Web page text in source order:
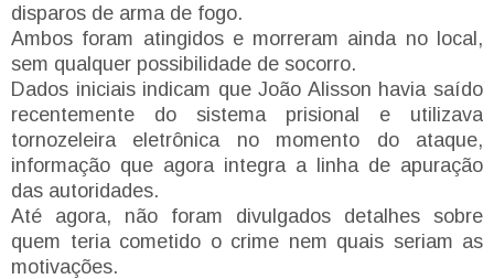
disparos de arma de fogo.
Ambos foram atingidos e morreram ainda no local,
sem qualquer possibilidade de socorro.
Dados iniciais indicam que João Alisson havia saído
recentemente do sistema prisional e utilizava
tornozeleira eletrônica no momento do ataque,
informação que agora integra a linha de apuração
das autoridades.
Até agora, não foram divulgados detalhes sobre
quem teria cometido o crime nem quais seriam as
motivações.